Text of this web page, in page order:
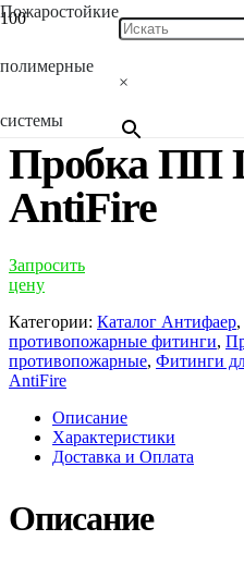
Пожаростойкие
полимерные
системы
×
Каталог/Фитинги
фитинги/Пробки
Пробка ПП
AntiFire
Запросить
цену
Категории: Каталог Антифаер,
противопожарные фитинги,
противопожарные, Фитинги
AntiFire
Описание
Характеристики
Доставка и Оплата
Описание